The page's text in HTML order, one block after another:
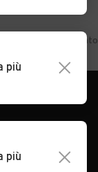
usate in vendita
più
più